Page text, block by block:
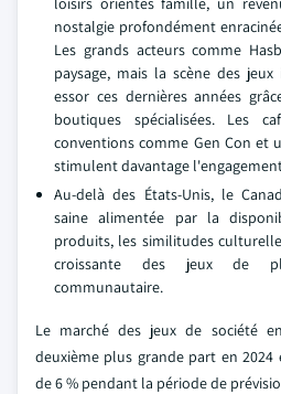
nostalgie profondément
Les grands acteurs comme
paysage, mais la scène des
essor ces dernières années
boutiques spécialisées. Les
conventions comme Gen Con et
stimulent davantage
Au-delà des États-Unis, le
saine alimentée par la
produits, les similitudes
croissante des jeux de
communautaire.
Le marché des jeux de société
deuxième plus grande part en
de 6 % pendant la période de